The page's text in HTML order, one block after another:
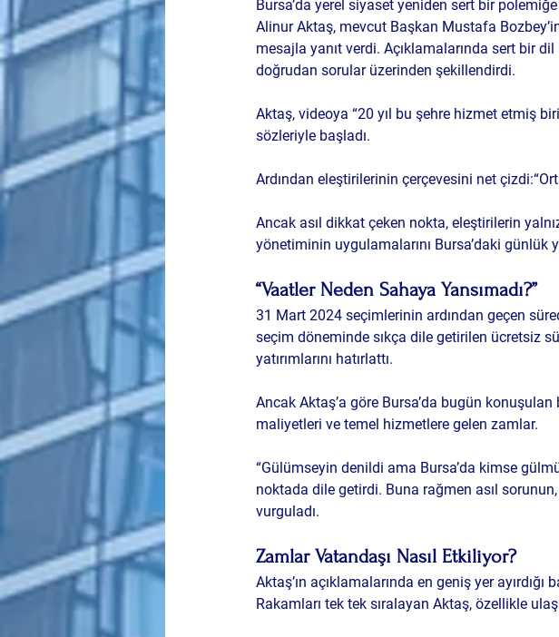
Bursa’da yerel siyaset yeniden sert bir
Alinur Aktaş, mevcut Başkan Mustafa
mesajla yanıt verdi. Açıklamalarında sert bir
doğrudan sorular üzerinden şekillendirdi.
Aktaş, videoya “20 yıl bu şehre hizmet etmiş
sözleriyle başladı.
Ardından eleştirilerinin çerçevesini net
Ancak asıl dikkat çeken nokta, eleştirilerin
yönetiminin uygulamalarını Bursa’daki günlük
“Vaatler Neden Sahaya Yansımadı?”
31 Mart 2024 seçimlerinin ardından geçen
seçim döneminde sıkça dile getirilen ücretsiz
yatırımlarını hatırlattı.
Ancak Aktaş’a göre Bursa’da bugün
maliyetleri ve temel hizmetlere gelen zamlar.
“Gülümseyin denildi ama Bursa’da kimse
noktada dile getirdi. Buna rağmen asıl
vurguladı.
Zamlar Vatandaşı Nasıl Etkiliyor?
Aktaş’ın açıklamalarında en geniş yer
Rakamları tek tek sıralayan Aktaş, özellikle